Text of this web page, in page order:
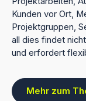
Kunden vor Ort,
Projektgruppen,
all dies findet
und erfordert
Mehr zum